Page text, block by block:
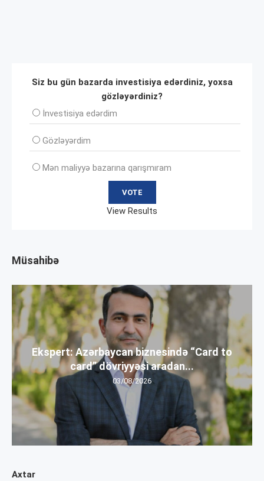
Axtar
Siz bu gün bazarda investisiya edərdiniz, yoxsa
gözləyərdiniz?
İnvеstisiya edərdim
Gözləyərdim
Mən maliyyə bazarına qarışmıram
View Results
Müsahibə
Ekspert: Azərbaycan biznesində “Card to
card” dövriyyəsi aradan...
03/08/2026